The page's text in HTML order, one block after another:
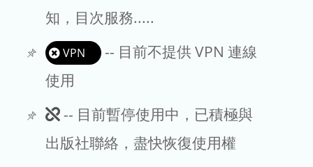
EndNote
知，目次服務.....
VPN
-- 目前不提供 VPN 連線
使用
此
期
-- 目前暫停使用中，已積極與
出版社聯絡，盡快恢復使用權